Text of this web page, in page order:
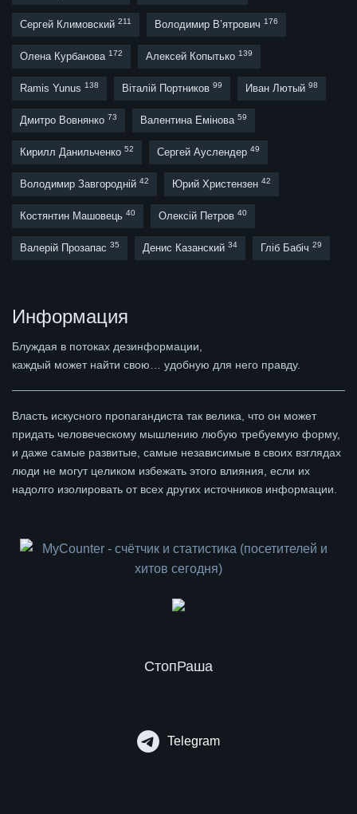
Сергей Климовский 211 Володимир В’ятрович 176
Олена Курбанова 172 Алексей Копытько 139
Ramis Yunus 138 Віталій Портников 99 Иван Лютый 98
Дмитро Вовнянко 73 Валентина Емінова 59
Кирилл Данильченко 52 Сергей Ауслендер 49
Володимир Завгородній 42 Юрий Христензен 42
Костянтин Машовець 40 Олексій Петров 40
Валерій Прозапас 35 Денис Казанский 34 Гліб Бабіч 29
Информация
Блуждая в потоках дезинформации,
каждый может найти свою… удобную для него правду.
Власть искусного пропагандиста так велика, что он может
придать человеческому мышлению любую требуемую форму,
и даже самые развитые, самые независимые в своих взглядах
люди не могут целиком избежать этого влияния, если их
надолго изолировать от всех других источников информации.
СтопРаша
Telegram